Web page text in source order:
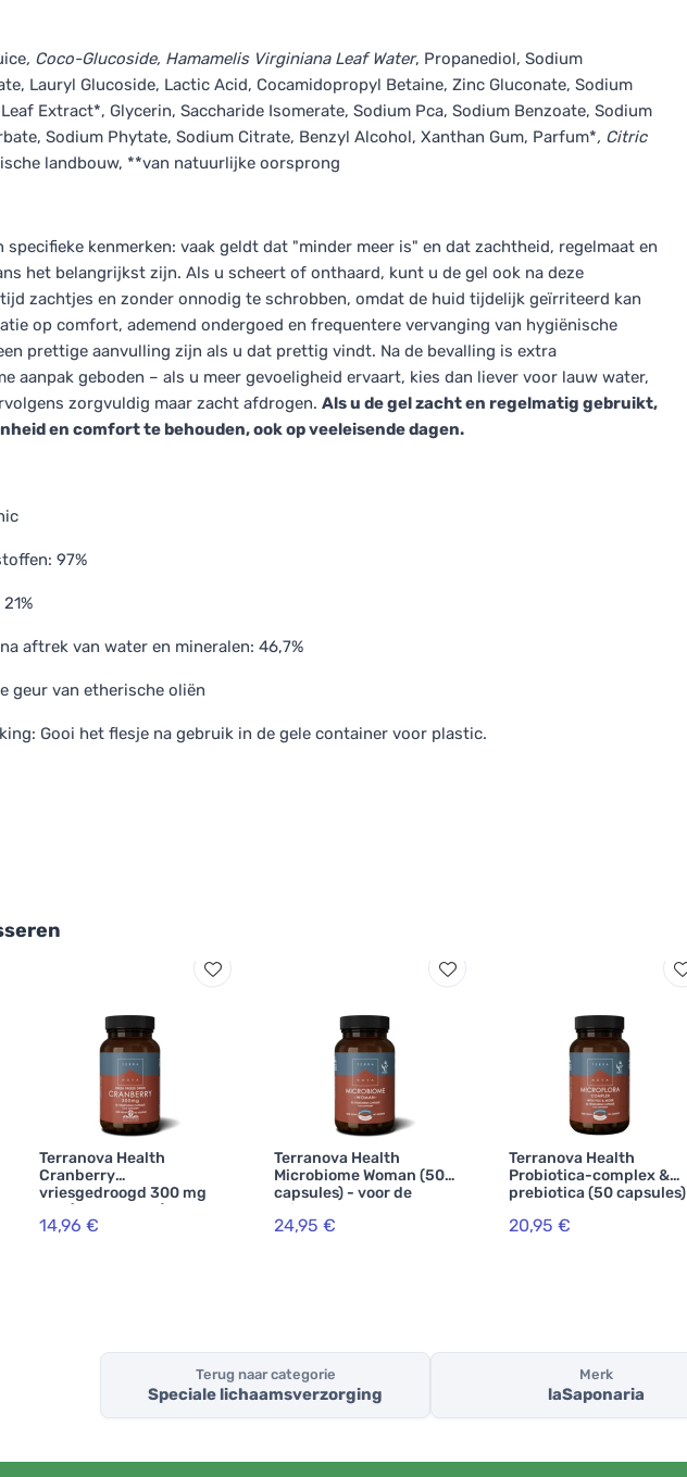
, Coco-Glucoside, Hamamelis Virginiana Leaf Water, Propanediol, Sodium
Lauryl Glucoside, Lactic Acid, Cocamidopropyl Betaine, Zinc Gluconate, Sodium
Extract*, Glycerin, Saccharide Isomerate, Sodium Pca, Sodium Benzoate, Sodium
Sodium Phytate, Sodium Citrate, Benzyl Alcohol, Xanthan Gum, Parfum*, Citric
landbouw, **van natuurlijke oorsprong
kenmerken: vaak geldt dat "minder meer is" en dat zachtheid, regelmaat en
het belangrijkst zijn. Als u scheert of onthaard, kunt u de gel ook na deze
zachtjes en zonder onnodig te schrobben, omdat de huid tijdelijk geïrriteerd kan
op comfort, ademend ondergoed en frequentere vervanging van hygiënische
prettige aanvulling zijn als u dat prettig vindt. Na de bevalling is extra
aanpak geboden – als u meer gevoeligheid ervaart, kies dan liever voor lauw water,
zorgvuldig maar zacht afdrogen. Als u de gel zacht en regelmatig gebruikt,
en comfort te behouden, ook op veeleisende dagen.
97%
aftrek van water en mineralen: 46,7%
geur van etherische oliën
Gooi het flesje na gebruik in de gele container voor plastic.
Terranova Health
Cranberry
vriesgedroogd 300 mg
BIO (50 capsules) - met
antioxidanten
14,96 €
Terranova Health
Microbiome Woman (50
capsules) - voor de
urinewegen
24,95 €
Terranova Health
Probiotica-complex &
prebiotica (50 capsules)
- ter ondersteuning van
de darmflora
20,95 €
Terug naar categorie
Speciale lichaamsverzorging
Merk
laSaponaria